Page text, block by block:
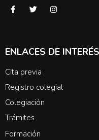
ENLACES DE INTERÉS
Cita previa
Registro colegial
Colegiación
Trámites
Formación